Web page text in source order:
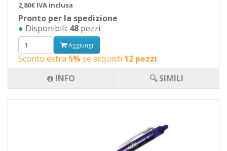
2,80€ IVA inclusa
Pronto per la spedizione
● Disponibili: 48 pezzi
Aggiungi
Sconto extra 5%se acquisti 12 pezzi.
INFO
🔍 SIMILI